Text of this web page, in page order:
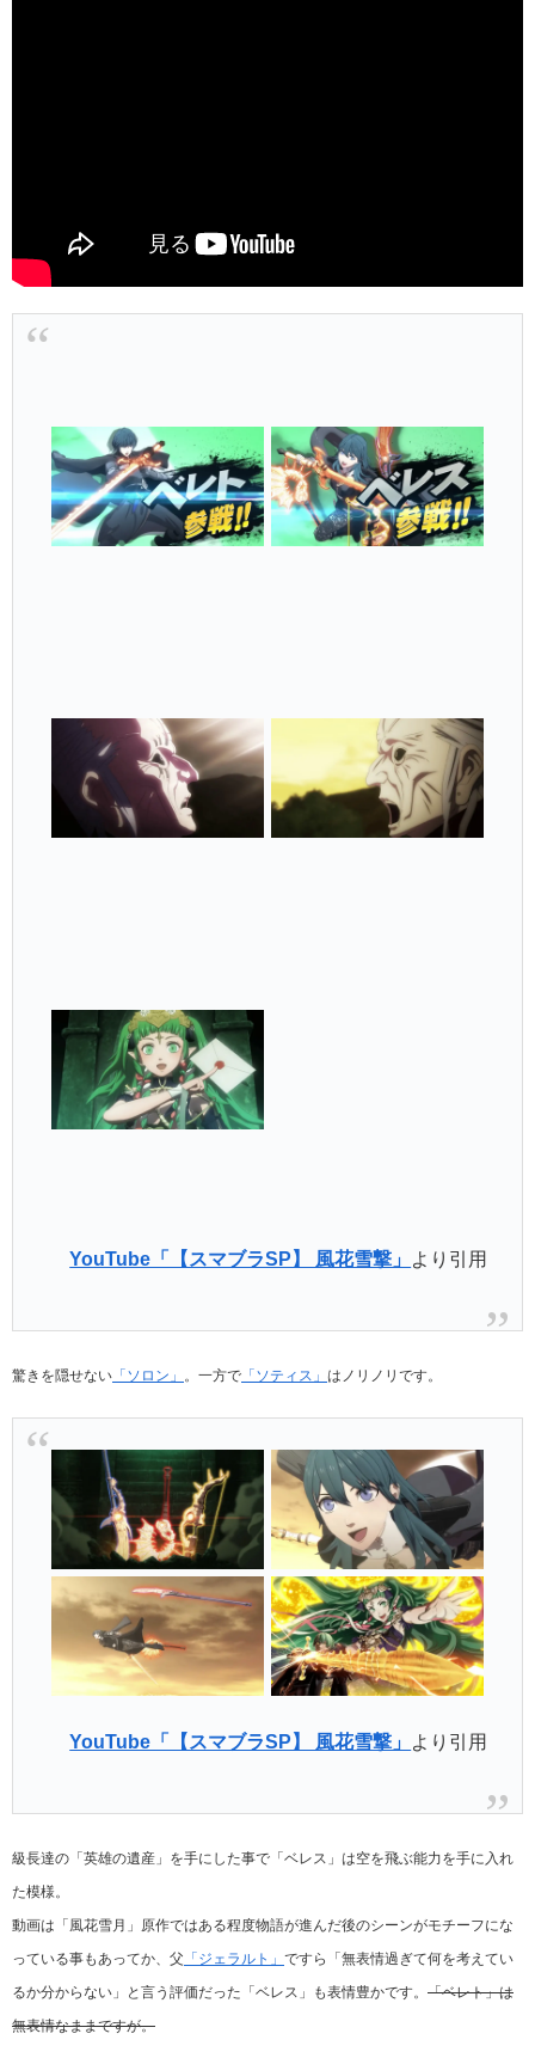
YouTube「【スマブラSP】 風花雪撃」 より引用
驚きを隠せない 「ソロン」 。一方で 「ソティス」 はノリノリです。
YouTube「【スマブラSP】 風花雪撃」 より引用
級長達の「英雄の遺産」を手にした事で「ベレス」は空を飛ぶ能力を手に入れ
た模様。
動画は「風花雪月」原作ではある程度物語が進んだ後のシーンがモチーフにな
っている事もあってか、父 「ジェラルト」 ですら「無表情過ぎて何を考えてい
るか分からない」と言う評価だった「ベレス」も表情豊かです。 「ベレト」は
無表情なままですが。